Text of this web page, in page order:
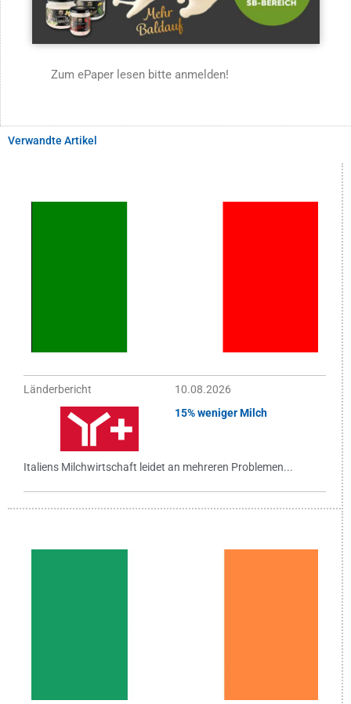
Zum ePaper lesen bitte anmelden!
Verwandte Artikel
Länderbericht
10.08.2026
15% weniger Milch
Italiens Milchwirtschaft leidet an mehreren Problemen...